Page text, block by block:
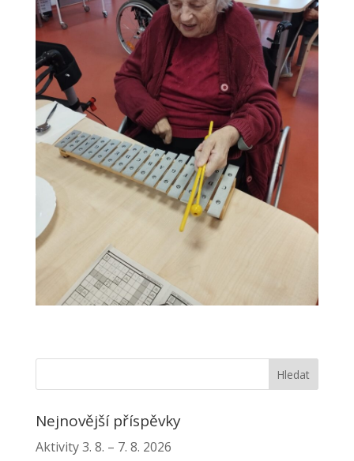
Nejnovější příspěvky
Aktivity 3. 8. – 7. 8. 2026